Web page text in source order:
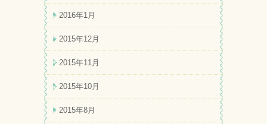
2016年1月
2015年12月
2015年11月
2015年10月
2015年8月